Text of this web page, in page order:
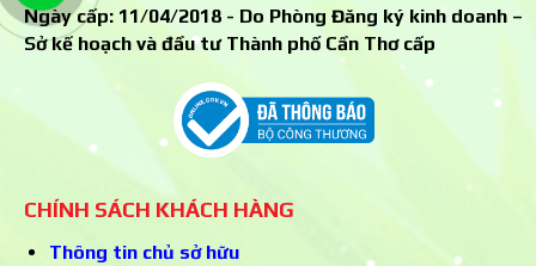
Ngày cấp: 11/04/2018 - Do Phòng Đăng ký kinh doanh –
Sở kế hoạch và đầu tư Thành phố Cần Thơ cấp
CHÍNH SÁCH KHÁCH HÀNG
Thông tin chủ sở hữu